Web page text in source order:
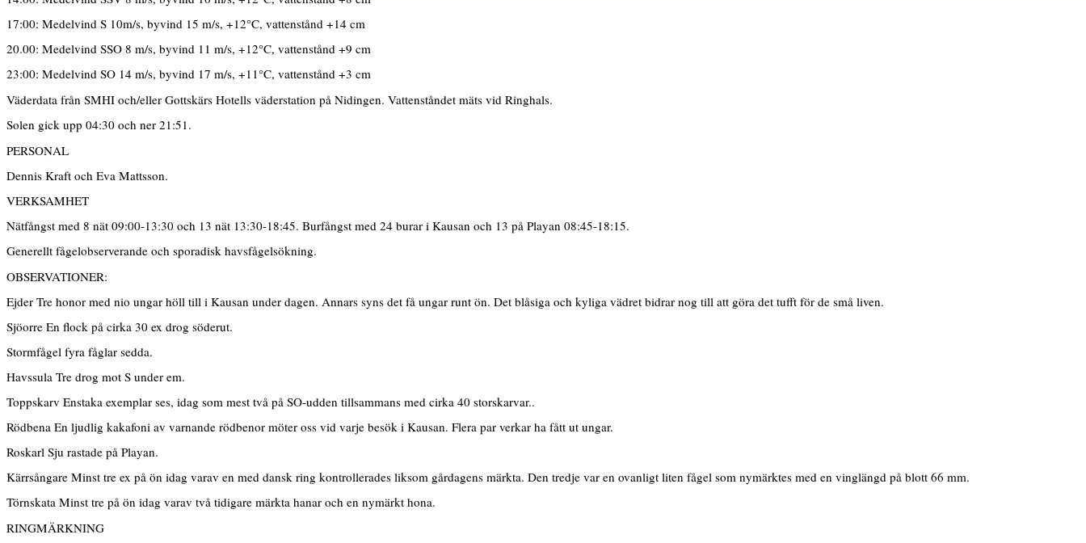
17:00: Medelvind S 10m/s, byvind 15 m/s, +12°C, vattenstånd +14 cm
20.00: Medelvind SSO 8 m/s, byvind 11 m/s, +12°C, vattenstånd +9 cm
23:00: Medelvind SO 14 m/s, byvind 17 m/s, +11°C, vattenstånd +3 cm
Väderdata från SMHI och/eller Gottskärs Hotells väderstation på Nidingen. Vattenståndet mäts vid Ringhals.
Solen gick upp 04:30 och ner 21:51.
PERSONAL
Dennis Kraft och Eva Mattsson.
VERKSAMHET
Nätfångst med 8 nät 09:00-13:30 och 13 nät 13:30-18:45. Burfångst med 24 burar i Kausan och 13 på Playan 08:45-18:15.
Generellt fågelobserverande och sporadisk havsfågelsökning.
OBSERVATIONER:
Ejder Tre honor med nio ungar höll till i Kausan under dagen. Annars syns det få ungar runt ön. Det blåsiga och kyliga vädret bidrar nog till att göra det tufft för de små liven.
Sjöorre En flock på cirka 30 ex drog söderut.
Stormfågel fyra fåglar sedda.
Havssula Tre drog mot S under em.
Toppskarv Enstaka exemplar ses, idag som mest två på SO-udden tillsammans med cirka 40 storskarvar..
Rödbena En ljudlig kakafoni av varnande rödbenor möter oss vid varje besök i Kausan. Flera par verkar ha fått ut ungar.
Roskarl Sju rastade på Playan.
Kärrsångare Minst tre ex på ön idag varav en med dansk ring kontrollerades liksom gårdagens märkta. Den tredje var en ovanligt liten fågel som nymärktes med en vinglängd på blott 66 mm.
Törnskata Minst tre på ön idag varav två tidigare märkta hanar och en nymärkt hona.
RINGMÄRKNING